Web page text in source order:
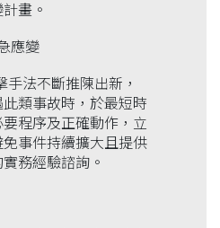
畫。
應變
手法不斷推陳出新，
類事故時，於最短時
程序及正確動作，立
事件持續擴大且提供
務經驗諮詢。